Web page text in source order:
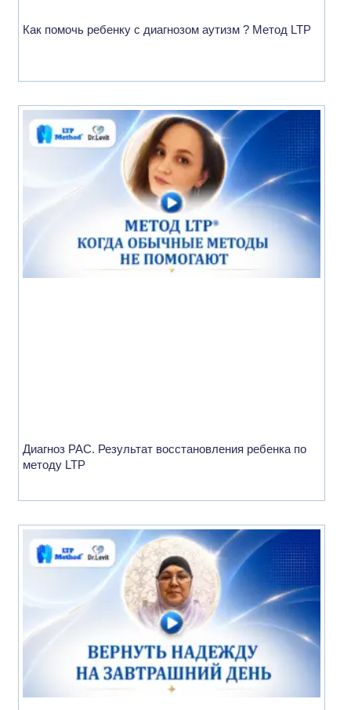
Как помочь ребенку с диагнозом аутизм ? Метод LTP
Диагноз РАС. Результат восстановления ребенка по
методу LTP